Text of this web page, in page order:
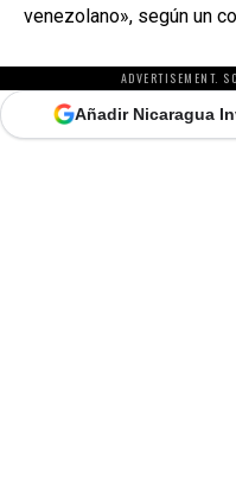
venezolano», según un
ADVERTISEMENT.
Añadir Nicaragua